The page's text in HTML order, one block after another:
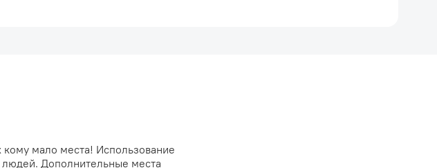
кому мало места! Использование
людей. Дополнительные места